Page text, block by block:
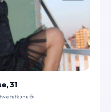
31
tutkunu ☕